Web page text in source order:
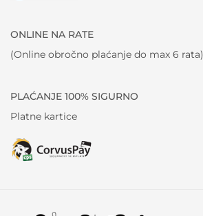
ONLINE NA RATE
(Online obročno plaćanje do max 6 rata)
PLAĆANJE 100% SIGURNO
Platne kartice